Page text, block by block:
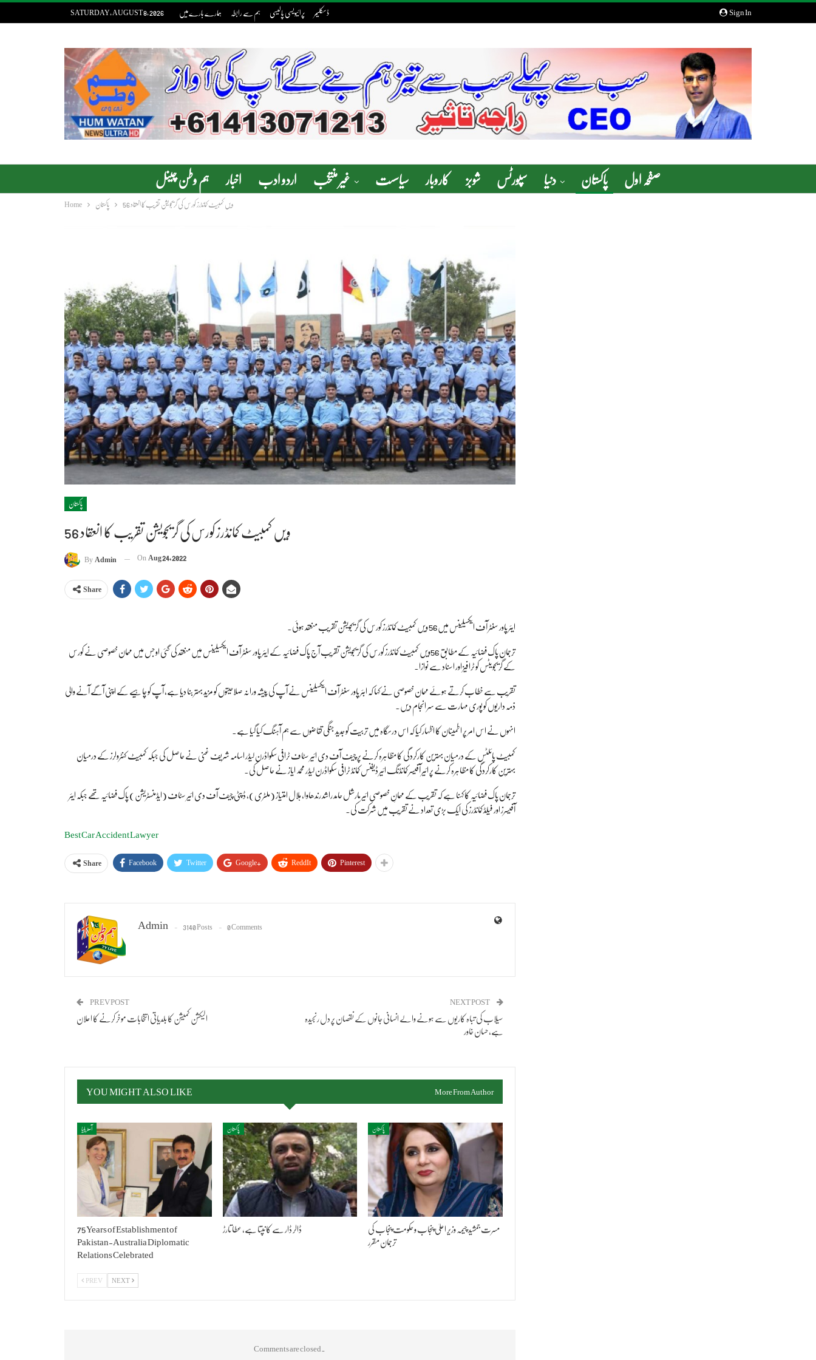
Sign In
SATURDAY, AUGUST 8, 2026 ہمارے بارے میں ہم سے رابطہ پرائیویسی پالیسی ڈسکلیمر
ہم وطن چینل اخبار اردو ادب غیر منتخب سیاسست کاروبار شوبز سپورٹس دنیا پاکستان صفحہ اول
Home پاکستان 56 ویں کمبیٹ کمانڈرز کورس کی گریجویشن تقریب کا انعقاد
پاکستان
56 ویں کمبیٹ کمانڈرز کورس کی گریجویشن تقریب کا انعقاد
ByAdmin OnAug 24, 2022
Share
ایئر پاور سنٹر آف ایکسیلینس میں56 ویں کمبیٹ کمانڈرز کورس کی گریجویشن تقریب منعقد ہوئی۔
ترجمان پاک فضائیہ کے مطابق 56ویں کمبیٹ کمانڈرز کورس کی گریجویشن تقریب آج پاک فضائیہ کے ایئر پاور سنٹر آف ایکسیلینس میں منعقد کی گئی او جس میں مہمان خصوصی نے کورس
کے گریجویٹس کو ٹرافیز اور اسناد سے نوازا۔
تقریب سے خطاب کرتے ہوئے مہمان خصوصی نے کہا کہ ابئر پاور سنٹر آف ایکسیلینس نے آپ کی پیشہ ورانہ صلاحیتوں کو مزید بہتر بنا دیا ہے، آپ کو چاہیے کے اپنی آگے آنے والی
ذمہ داریوں کو پوری مہارت سے سر انجام دیں۔
انہوں نے اس امر پر اطمینان کا اظہار کیا کہ اس درسگاہ میں تربیت کو جدید جنگی تقاضوں سے ہم آہنگ کیا گیا ہے۔
کمبیٹ پائلٹس کے درمیان بہترین کارکردگی کا مظاہرہ کرنے پر چیف آف دی ائیر سٹاف ٹرافی سکواڈرن لیڈر اسامہ شریف غنی نے حاصل کی جبکہ کمبیٹ کنٹرولرز کے درمیان
بہترین کارکردگی کا مظاہرہ کرنے پر ائیر آفیسر کمانڈنگ ائیر ڈیفنس کمانڈ ٹرافی سکواڈرن لیڈر محمد ایاز نے حاصل کی۔
ترجمان پاک فضائیہ کا کہنا ہے کہ تقریب کے مہمانِ خصوصی ائیر مارشل حامد راشد رندھاوا، ہلال امتیاز (ملٹری)، ڈپٹی چیف آف دی ائیر سٹاف (ایڈمنسٹریشن) پاک فضائیہ تھے جبکہ ایئر
آفیسرز اور فیلڈ کمانڈرز کی ایک بڑی تعداد نے تقریب میں شرکت کی۔
Best Car Accident Lawyer
Share Facebook Twitter Google+ ReddIt Pinterest
Admin 3140 Posts 0 Comments
PREV POST
الیکشن کمیشن کا بلدیاتی انتخابات موخر کرنے کا اعلان
NEXT POST
سیلاب کی تباہ کاریوں سے ہونے والے انسانی جانوں کے نقصان پر دل رنجیدہ
ہے، حسان خاور
YOU MIGHT ALSO LIKE More From Author
آسٹریلیا
75 Years of Establishment of
Pakistan-Australia Diplomatic
Relations Celebrated
پاکستان
ڈالر ڈار سے کانپتا ہے، عطا تارڑ
پاکستان
مسرت جمشید چیمہ وزیر اعلیٰ پنجاب و حکومت پنجاب کی
ترجمان مقرر
PREV NEXT
Comments are closed.